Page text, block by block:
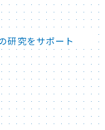
研究をサポート